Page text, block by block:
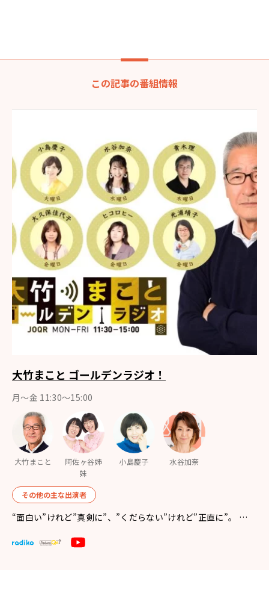
この記事の番組情報
大竹まこと ゴールデンラジオ！
月〜金 11:30～15:00
大竹まこと
阿佐ヶ谷姉
妹
小島慶子 水谷加奈
その他の主な出演者
“面白い”けれど”真剣に”、”くだらない”けれど”正直に”。 …